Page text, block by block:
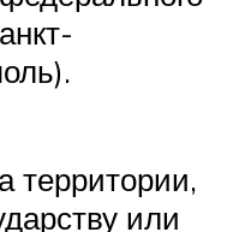
территории,
или